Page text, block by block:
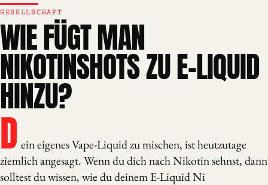
GESELLSCHAFT
WIE FÜGT MAN
NIKOTINSHOTS ZU E-LIQUID
HINZU?
D ein eigenes Vape-Liquid zu mischen, ist heutzutage
ziemlich angesagt. Wenn du dich nach Nikotin sehnst, dann
solltest du wissen, wie du deinem E-Liquid Ni